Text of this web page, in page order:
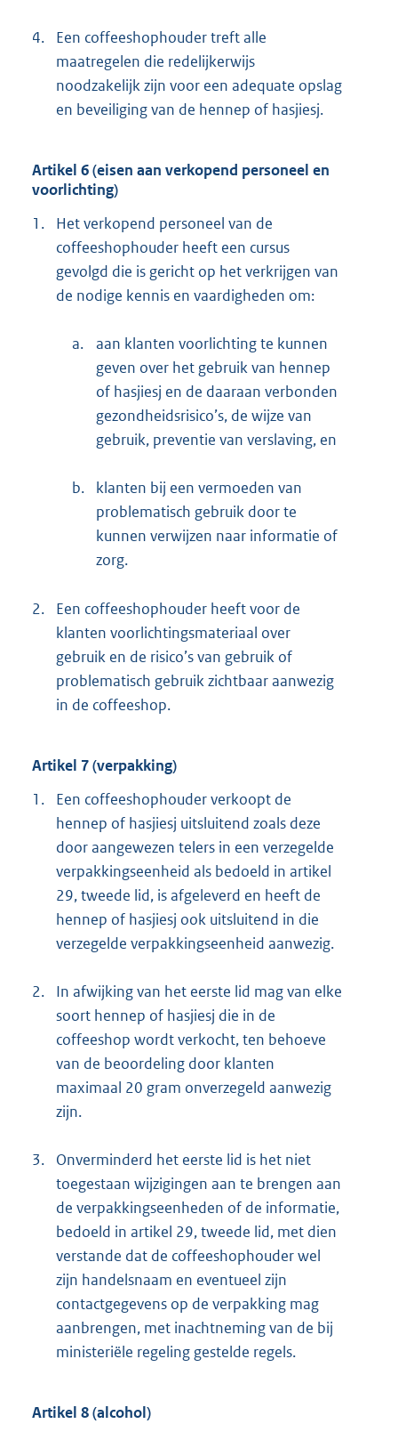
4.
Een coffeeshophouder treft alle
maatregelen die redelijkerwijs
noodzakelijk zijn voor een adequate opslag
en beveiliging van de hennep of hasjiesj.
Artikel 6 (eisen aan verkopend personeel en
voorlichting)
1.
Het verkopend personeel van de
coffeeshophouder heeft een cursus
gevolgd die is gericht op het verkrijgen van
de nodige kennis en vaardigheden om:
a.
aan klanten voorlichting te kunnen
geven over het gebruik van hennep
of hasjiesj en de daaraan verbonden
gezondheidsrisico’s, de wijze van
gebruik, preventie van verslaving, en
b.
klanten bij een vermoeden van
problematisch gebruik door te
kunnen verwijzen naar informatie of
zorg.
2.
Een coffeeshophouder heeft voor de
klanten voorlichtingsmateriaal over
gebruik en de risico’s van gebruik of
problematisch gebruik zichtbaar aanwezig
in de coffeeshop.
Artikel 7 (verpakking)
1.
Een coffeeshophouder verkoopt de
hennep of hasjiesj uitsluitend zoals deze
door aangewezen telers in een verzegelde
verpakkingseenheid als bedoeld in artikel
29, tweede lid, is afgeleverd en heeft de
hennep of hasjiesj ook uitsluitend in die
verzegelde verpakkingseenheid aanwezig.
2.
In afwijking van het eerste lid mag van elke
soort hennep of hasjiesj die in de
coffeeshop wordt verkocht, ten behoeve
van de beoordeling door klanten
maximaal 20 gram onverzegeld aanwezig
zijn.
3.
Onverminderd het eerste lid is het niet
toegestaan wijzigingen aan te brengen aan
de verpakkingseenheden of de informatie,
bedoeld in artikel 29, tweede lid, met dien
verstande dat de coffeeshophouder wel
zijn handelsnaam en eventueel zijn
contactgegevens op de verpakking mag
aanbrengen, met inachtneming van de bij
ministeriële regeling gestelde regels.
Artikel 8 (alcohol)